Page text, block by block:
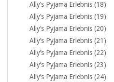
Ally’s Pyjama Erlebnis (18)
Ally’s Pyjama Erlebnis (19)
Ally’s Pyjama Erlebnis (20)
Ally’s Pyjama Erlebnis (21)
Ally’s Pyjama Erlebnis (22)
Ally’s Pyjama Erlebnis (23)
Ally’s Pyjama Erlebnis (24)